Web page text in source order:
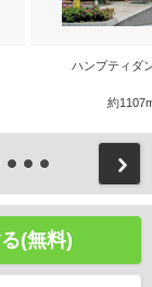
ハンプティダ
約
(無料)